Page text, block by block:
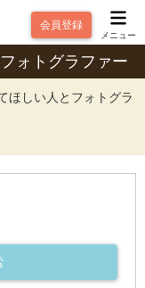
会員登録
メニュー
ォトグラファー
ほしい人とフォトグラ